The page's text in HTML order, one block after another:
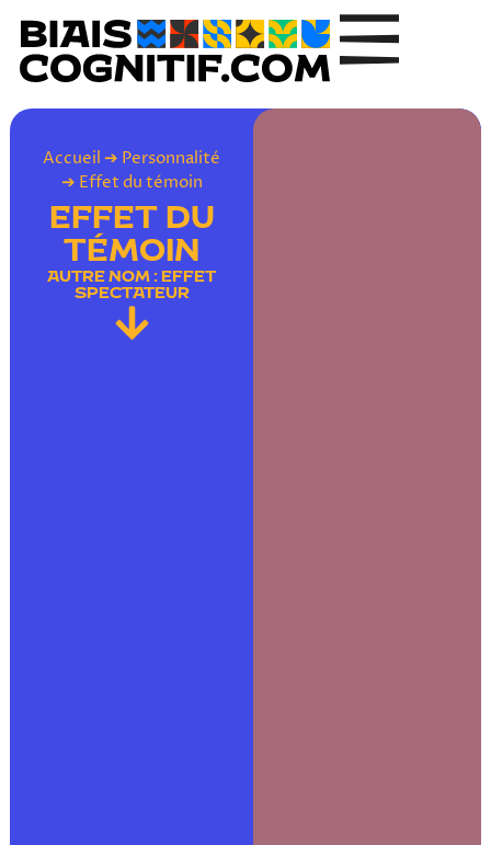
Accueil➔ Personnalité
➔ Effet du témoin
EFFET DU
TÉMOIN
AUTRE NOM : EFFET
SPECTATEUR